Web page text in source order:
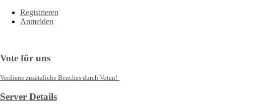
Registrieren
Anmelden
Vote für uns
Verdiene zusätzliche Benches durch Voten!
Server Details